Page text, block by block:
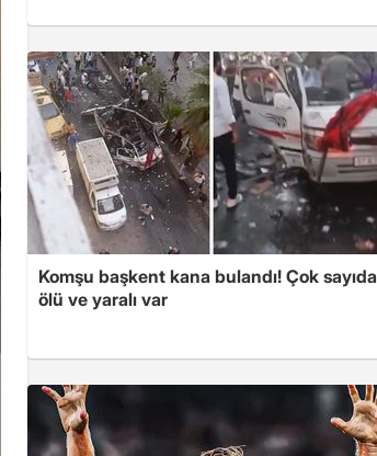
Komşu başkent kana bulandı! Çok sayıda
ölü ve yaralı var